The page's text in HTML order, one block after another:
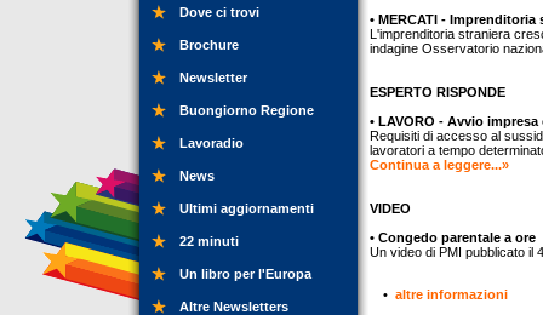
Dove ci trovi
Brochure
Newsletter
Buongiorno Regione
Lavoradio
News
Ultimi aggiornamenti
22 minuti
Un libro per l'Europa
Altre Newsletters
• MERCATI -
L'imprenditoria straniera
indagine Osservatorio
ESPERTO RISPONDE
• LAVORO - Avvio impresa
Requisiti di accesso al
lavoratori a tempo
Continua a leggere...»
VIDEO
• Congedo parentale a ore
Un video di PMI pubblicato il
• altre informazioni